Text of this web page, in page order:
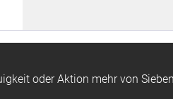
oder Aktion mehr von